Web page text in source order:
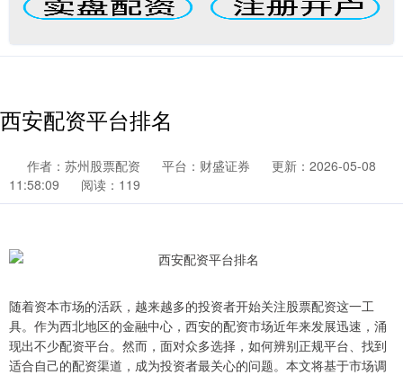
西安配资平台排名
作者：苏州股票配资 平台：财盛证券
更新：2026-05-08
11:58:09
阅读：119
随着资本市场的活跃，越来越多的投资者开始关注股票配资这一工
具。作为西北地区的金融中心，西安的配资市场近年来发展迅速，涌
现出不少配资平台。然而，面对众多选择，如何辨别正规平台、找到
适合自己的配资渠道，成为投资者最关心的问题。本文将基于市场调